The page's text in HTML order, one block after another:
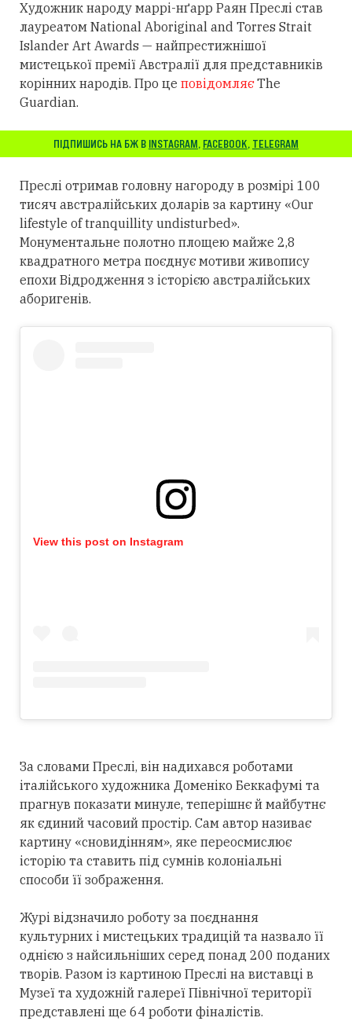
Художник народу маррі-нґарр Раян Преслі став
лауреатом National Aboriginal and Torres Strait
Islander Art Awards — найпрестижнішої
мистецької премії Австралії для представників
корінних народів. Про це повідомляєThe
Guardian.
ПІДПИШИСЬ НА БЖ В INSTAGRAM, FACEBOOK, TELEGRAM
Преслі отримав головну нагороду в розмірі 100
тисяч австралійських доларів за картину «Our
lifestyle of tranquillity undisturbed».
Монументальне полотно площею майже 2,8
квадратного метра поєднує мотиви живопису
епохи Відродження з історією австралійських
аборигенів.
View this post on Instagram
За словами Преслі, він надихався роботами
італійського художника Доменіко Беккафумі та
прагнув показати минуле, теперішнє й майбутнє
як єдиний часовий простір. Сам автор називає
картину «сновидінням», яке переосмислює
історію та ставить під сумнів колоніальні
способи її зображення.
Журі відзначило роботу за поєднання
культурних і мистецьких традицій та назвало її
однією з найсильніших серед понад 200 поданих
творів. Разом із картиною Преслі на виставці в
Музеї та художній галереї Північної території
представлені ще 64 роботи фіналістів.